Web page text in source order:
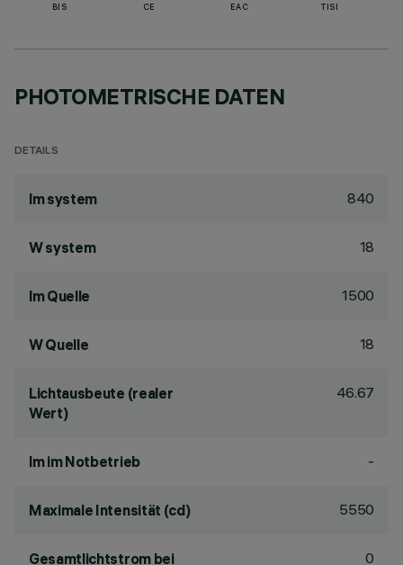
BIS CE EAC TISI
PHOTOMETRISCHE DATEN
DETAILS
lm system 840
W system 18
lm Quelle 1500
W Quelle 18
Lichtausbeute (realer
Wert)
46.67
lm im Notbetrieb -
Maximale Intensität (cd) 5550
Gesamtlichtstrom bei 0